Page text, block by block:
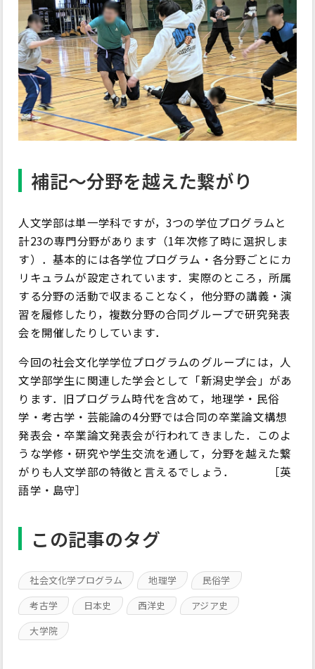
補記～分野を越えた繋がり
人文学部は単一学科ですが，3つの学位プログラムと
計23の専門分野があります（1年次修了時に選択しま
す）．基本的には各学位プログラム・各分野ごとにカ
リキュラムが設定されています．実際のところ，所属
する分野の活動で収まることなく，他分野の講義・演
習を履修したり，複数分野の合同グループで研究発表
会を開催したりしています．
今回の社会文化学学位プログラムのグループには，人
文学部学生に関連した学会として「新潟史学会」があ
ります．旧プログラム時代を含めて，地理学・民俗
学・考古学・芸能論の4分野では合同の卒業論文構想
発表会・卒業論文発表会が行われてきました．このよ
うな学修・研究や学生交流を通して，分野を越えた繋
がりも人文学部の特徴と言えるでしょう． ［英
語学・島守］
この記事のタグ
社会文化学プログラム 地理学
民俗学
考古学
日本史 西洋史
アジア史
大学院